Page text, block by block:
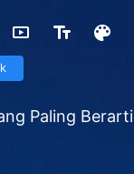
Paling Berarti